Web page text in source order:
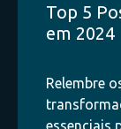
Top 5
em 2024
Relembre
essenciais